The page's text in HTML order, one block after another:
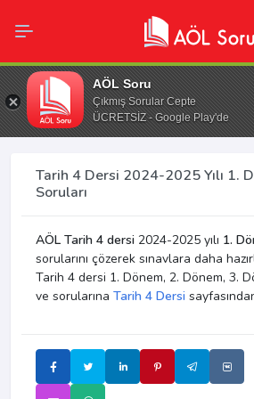
AÖL Soru
Çıkmış Sorular Cepte
ÜCRETSİZ - Google Play'de
Tarih 4 Dersi 2024-2025 Yılı 1.
Soruları
AÖL Tarih 4 dersi 2024-2025 yılı 1.
sorularını çözerek sınavlara daha
Tarih 4 dersi 1. Dönem, 2. Dönem, 3.
ve sorularına Tarih 4 Dersi